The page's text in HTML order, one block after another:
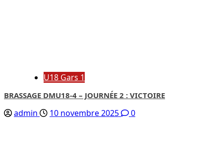
U18 Gars 1
BRASSAGE DMU18-4 – JOURNÉE 2 : VICTOIRE
admin 10 novembre 2025 0